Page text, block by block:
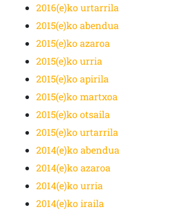
2016(e)ko urtarrila
2015(e)ko abendua
2015(e)ko azaroa
2015(e)ko urria
2015(e)ko apirila
2015(e)ko martxoa
2015(e)ko otsaila
2015(e)ko urtarrila
2014(e)ko abendua
2014(e)ko azaroa
2014(e)ko urria
2014(e)ko iraila